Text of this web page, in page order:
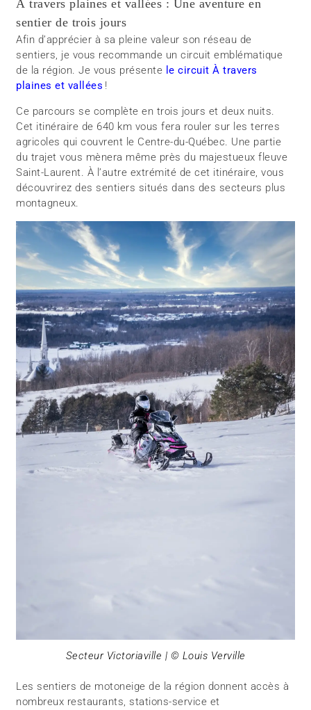
À travers plaines et vallées : Une aventure en
sentier de trois jours
Afin d’apprécier à sa pleine valeur son réseau de
sentiers, je vous recommande un circuit emblématique
de la région. Je vous présente le circuit À travers
plaines et vallées !
Ce parcours se complète en trois jours et deux nuits.
Cet itinéraire de 640 km vous fera rouler sur les terres
agricoles qui couvrent le Centre-du-Québec. Une partie
du trajet vous mènera même près du majestueux fleuve
Saint-Laurent. À l’autre extrémité de cet itinéraire, vous
découvrirez des sentiers situés dans des secteurs plus
montagneux.
Secteur Victoriaville | © Louis Verville
Les sentiers de motoneige de la région donnent accès à
nombreux restaurants, stations-service et